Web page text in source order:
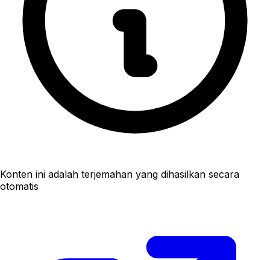
Konten ini adalah terjemahan yang dihasilkan secara
otomatis